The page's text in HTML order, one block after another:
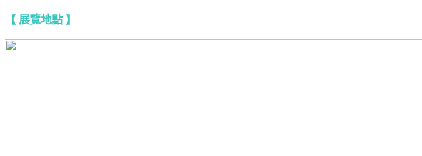
【 展覽地點 】